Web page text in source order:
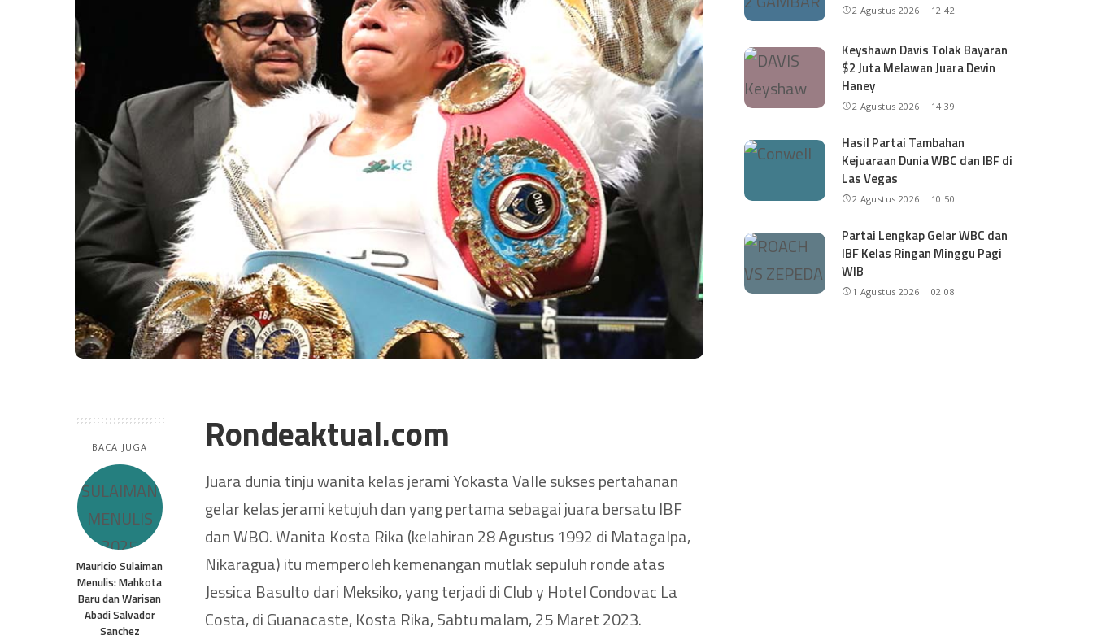
BACA JUGA
Mauricio Sulaiman
Menulis: Mahkota
Baru dan Warisan
Abadi Salvador
Sanchez
Rondeaktual.com
Juara dunia tinju wanita kelas jerami Yokasta Valle sukses pertahanan
gelar kelas jerami ketujuh dan yang pertama sebagai juara bersatu IBF
dan WBO. Wanita Kosta Rika (kelahiran 28 Agustus 1992 di Matagalpa,
Nikaragua) itu memperoleh kemenangan mutlak sepuluh ronde atas
Jessica Basulto dari Meksiko, yang terjadi di Club y Hotel Condovac La
Costa, di Guanacaste, Kosta Rika, Sabtu malam, 25 Maret 2023.
2 Agustus 2026 | 12:42
Keyshawn Davis Tolak Bayaran
$2 Juta Melawan Juara Devin
Haney
2 Agustus 2026 | 14:39
Hasil Partai Tambahan
Kejuaraan Dunia WBC dan IBF di
Las Vegas
2 Agustus 2026 | 10:50
Partai Lengkap Gelar WBC dan
IBF Kelas Ringan Minggu Pagi
WIB
1 Agustus 2026 | 02:08